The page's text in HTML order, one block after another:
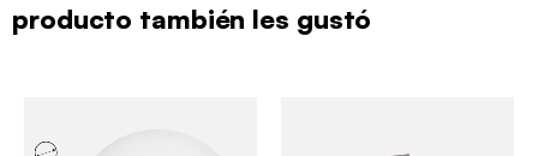
producto también les gustó